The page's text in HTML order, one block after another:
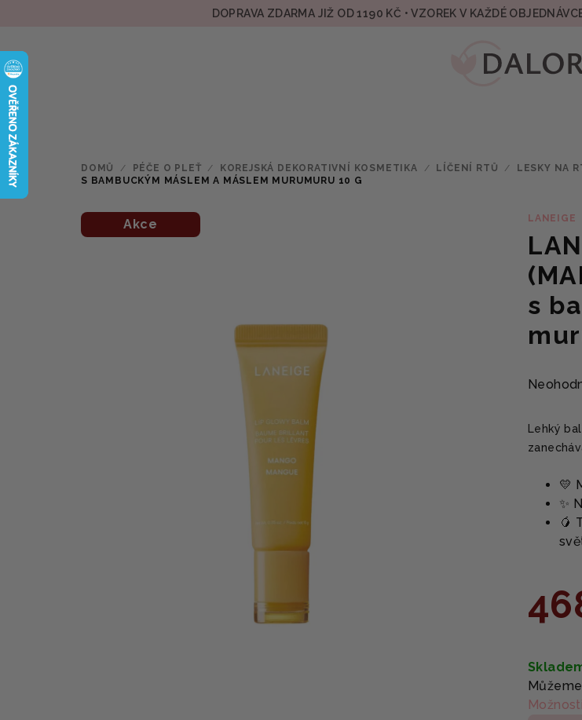
DOPRAVA ZDARMA JIŽ OD 1190 KČ • VZOREK V KAŽDÉ
DOMŮ / PÉČE O PLEŤ / KOREJSKÁ DEKORATIVNÍ KOSMETIKA / LÍČENÍ RTŮ / LESKY NA
S BAMBUCKÝM MÁSLEM A MÁSLEM MURUMURU 10 G
LANEIGE
s
produktu
Lehký
💛
✨
🥭
cena:
Akce